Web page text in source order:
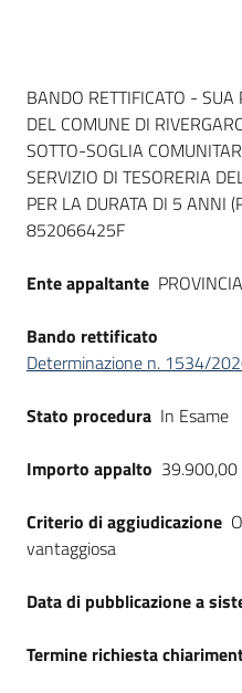
Dati del bando
BANDO RETTIFICATO -
DEL COMUNE DI
SOTTO-SOGLIA
SERVIZIO DI TESORERIA
PER LA DURATA DI 5 ANNI
852066425F
Ente appaltante
Bando rettificato
Determinazione n. 1534/
Stato procedura In Esame
Importo appalto
Criterio di aggiudicazione
vantaggiosa
Data di pubblicazione a
Termine richiesta